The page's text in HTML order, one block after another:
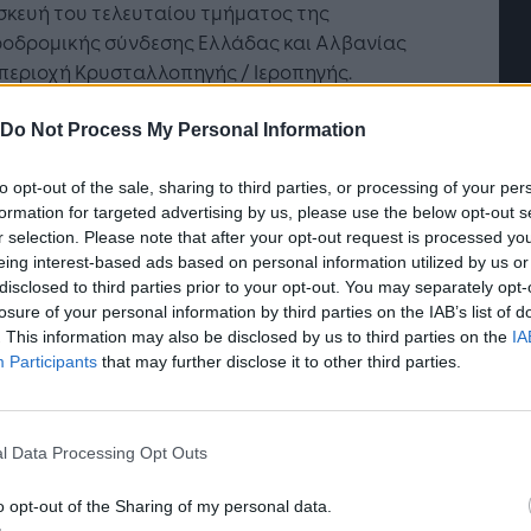
Do Not Process My Personal Information
opt-out of the sale, sharing to third parties, or processing of your
for targeted advertising by us, please use the below opt-out
selection. Please note that after your opt-out request is processed
interest-based ads based on personal information utilized by us
to third parties prior to your opt-out. You may separately
of your personal information by third parties on the IAB’s list of
This information may also be disclosed by us to third parties on the
Participants that may further disclose it to other third parties.
Data Processing Opt Outs
opt-out of the Sharing of my personal data.
του τελευταίου τμήματος της
σύνδεσης Ελλάδας και Αλβανίας
Κρυσταλλοπηγής / Ιεροπηγής.
του τελευταίου τμήματος της
περιοχή των Βαλκανίων
«CB RAILWAY» στοχεύει στην ανάπτυξη κοινού
επενδυτικού σχεδίου για τη σύνδεση της
και της Αλβανίας, μέσω νέας
γραμμής δυτικά από την
Ιεροπηγή προς το Pogradec και
μήκους περίπου 130 χλμ. Στο εν λόγω έργο
η ΕΡΓΟΣΕ Α.Ε., το Υπουργείο Υποδομών και
Νοημοσύνη: το νέο
σύστημα της
Οι προσλήψεις αλλάζουν: To
Jobfind.gr ως στρατηγικός
«σύμμαχος» για κάθε